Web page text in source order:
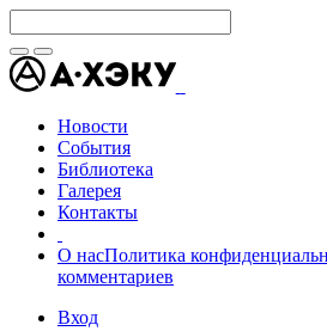
Новости
События
Библиотека
Галерея
Контакты
О насПолитика
комментариев
Вход